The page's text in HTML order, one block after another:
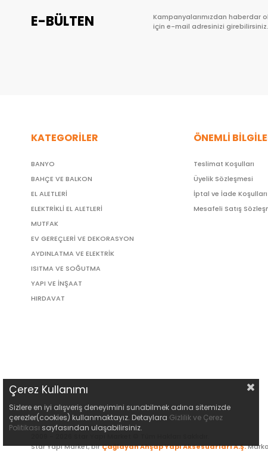
E-BÜLTEN
Kampanyalarımızdan haberdar
için e-mail adresinizi girebilirsiniz.
KATEGORİLER
BANYO
BAHÇE VE BALKON
EL ALETLERİ
ELEKTRİKLİ EL ALETLERİ
MUTFAK
EV GEREÇLERİ VE DEKORASYON
AYDINLATMA VE ELEKTRİK
ISITMA VE SOĞUTMA
YAPI VE İNŞAAT
HIRDAVAT
ÖNEMLİ
Teslimat Koşulları
Üyelik Sözleşmesi
İptal ve İade Koşulları
Mesafeli Satış
Star Yapı Market, birÇağlayan Ahşap Yapı Aksesuarları A.Ş.
Çerez Kullanımı
Sizlere en iyi alışveriş deneyimini sunabilmek adına sitemizde
çerezler(cookies) kullanmaktayız. Detaylara Gizlilik ve Çerez
Politikası sayfasından ulaşabilirsiniz.